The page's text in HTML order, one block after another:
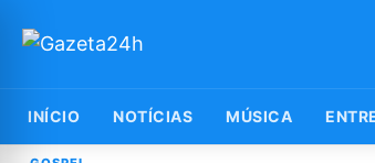
INÍCIO NOTÍCIAS MÚSICA